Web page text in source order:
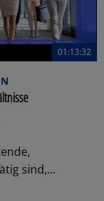
01:13:32
sind,...